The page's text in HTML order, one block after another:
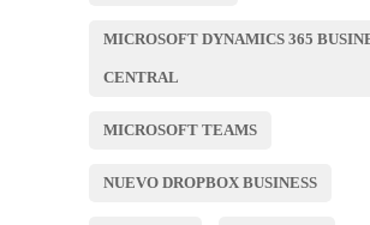
MICROSOFT DYNAMICS 365
CENTRAL
MICROSOFT TEAMS
NUEVO DROPBOX BUSINESS